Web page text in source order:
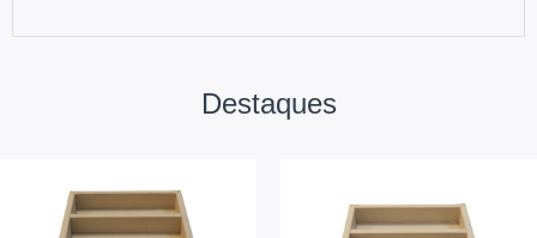
Destaques